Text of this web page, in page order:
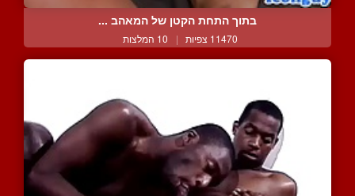
בתוך התחת הקטן של המאהב ...
11470 צפיות | 10 המלצות